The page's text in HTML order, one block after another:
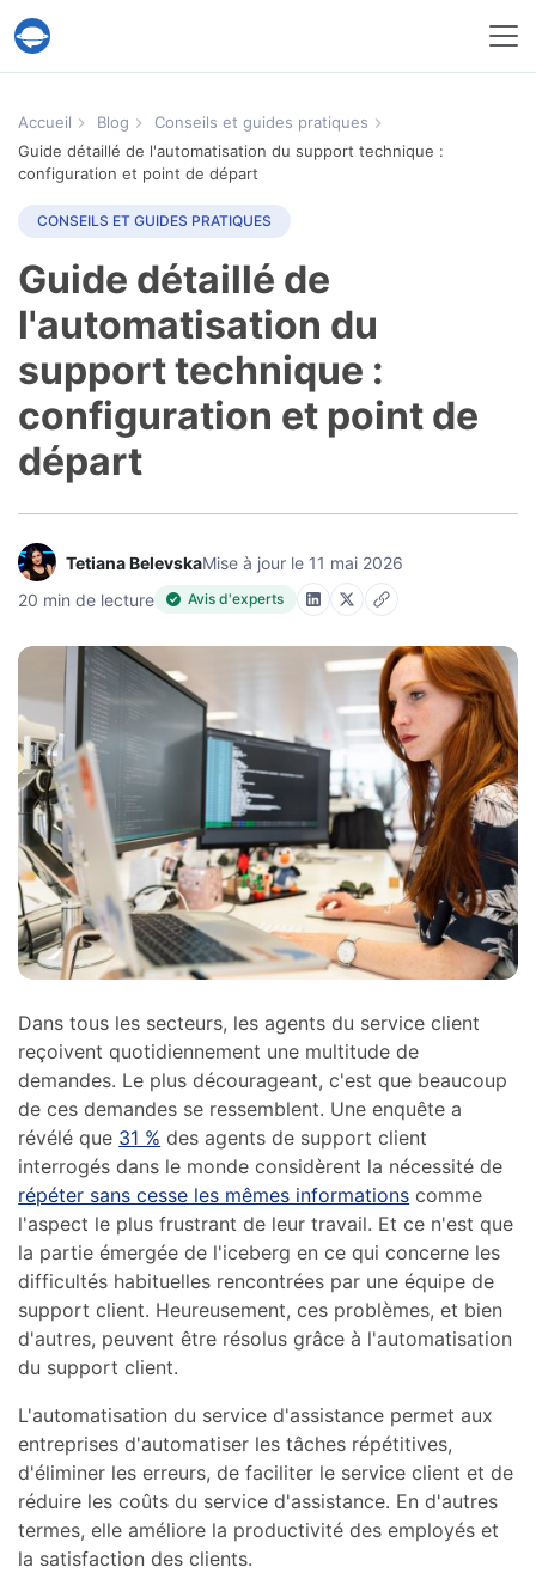
Service Help Desk Migration
Accueil Blog
Conseils et guides pratiques
Guide détaillé de l'automatisation du support technique :
configuration et point de départ
CONSEILS ET GUIDES PRATIQUES
Guide détaillé de
l'automatisation du
support technique :
configuration et point de
départ
Tetiana BelevskaMise à jour le 11 mai 2026
20 min de lecture
Avis d'experts
Dans tous les secteurs, les agents du service client
reçoivent quotidiennement une multitude de
demandes. Le plus décourageant, c'est que beaucoup
de ces demandes se ressemblent. Une enquête a
révélé que 31 % des agents de support client
interrogés dans le monde considèrent la nécessité de
répéter sans cesse les mêmes informations comme
l'aspect le plus frustrant de leur travail. Et ce n'est que
la partie émergée de l'iceberg en ce qui concerne les
difficultés habituelles rencontrées par une équipe de
support client. Heureusement, ces problèmes, et bien
d'autres, peuvent être résolus grâce à l'automatisation
du support client.
L'automatisation du service d'assistance permet aux
entreprises d'automatiser les tâches répétitives,
d'éliminer les erreurs, de faciliter le service client et de
réduire les coûts du service d'assistance. En d'autres
termes, elle améliore la productivité des employés et
la satisfaction des clients.